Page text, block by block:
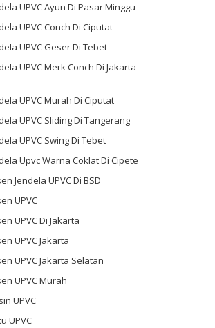
UPVC Ayun Di Pasar Minggu
UPVC Conch Di Ciputat
UPVC Geser Di Tebet
UPVC Merk Conch Di Jakarta
UPVC Murah Di Ciputat
UPVC Sliding Di Tangerang
UPVC Swing Di Tebet
Upvc Warna Coklat Di Cipete
Jendela UPVC Di BSD
UPVC
UPVC Di Jakarta
UPVC Jakarta
UPVC Jakarta Selatan
UPVC Murah
UPVC
UPVC